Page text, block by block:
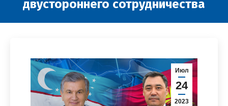
двустороннего сотрудничества
Июл
24
2023